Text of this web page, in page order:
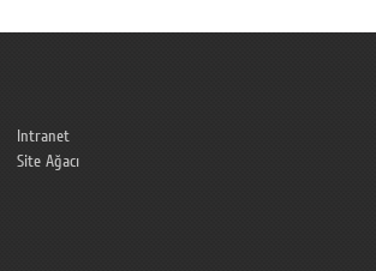
Intranet
Site Ağacı